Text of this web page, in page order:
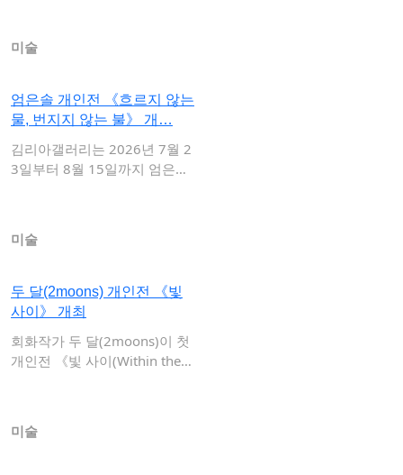
미술
엄은솔 개인전 《흐르지 않는
물, 번지지 않는 불》 개…
김리아갤러리는 2026년 7월 2
3일부터 8월 15일까지 엄은솔
미술
두 달(2moons) 개인전 《빛
사이》 개최
회화작가 두 달(2moons)이 첫
개인전 《빛 사이(Within the…
미술